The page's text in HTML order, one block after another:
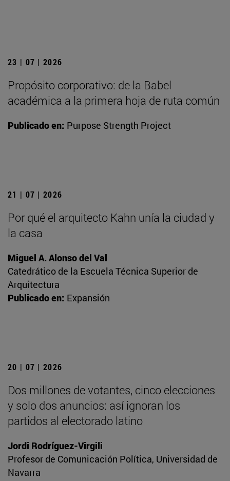
23 | 07 | 2026
Propósito corporativo: de la Babel
académica a la primera hoja de ruta común
Publicado en: Purpose Strength Project
21 | 07 | 2026
Por qué el arquitecto Kahn unía la ciudad y
la casa
Miguel A. Alonso del Val
Catedrático de la Escuela Técnica Superior de
Arquitectura
Publicado en: Expansión
20 | 07 | 2026
Dos millones de votantes, cinco elecciones
y solo dos anuncios: así ignoran los
partidos al electorado latino
Jordi Rodríguez-Virgili
Profesor de Comunicación Política, Universidad de
Navarra